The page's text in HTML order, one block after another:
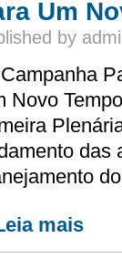
Um
by
Novo
das
mais